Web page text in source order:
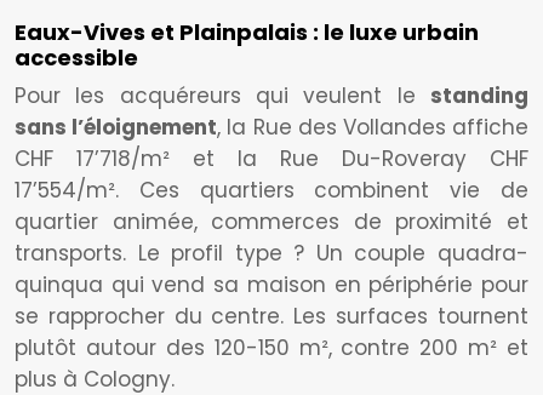
Eaux-Vives et Plainpalais : le luxe urbain
accessible
Pour les acquéreurs qui veulent le standing
sans l’éloignement, la Rue des Vollandes affiche
CHF 17’718/m² et la Rue Du-Roveray CHF
17’554/m². Ces quartiers combinent vie de
quartier animée, commerces de proximité et
transports. Le profil type ? Un couple quadra-
quinqua qui vend sa maison en périphérie pour
se rapprocher du centre. Les surfaces tournent
plutôt autour des 120-150 m², contre 200 m² et
plus à Cologny.